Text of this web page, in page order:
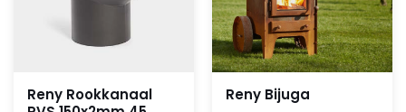
Reny Rookkanaal
Reny Bijuga